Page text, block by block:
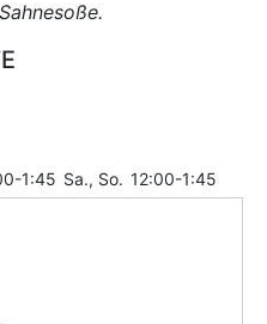
1:45 Sa., So. 12:00-1:45